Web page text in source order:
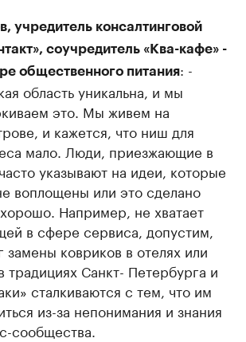
учредитель консалтинговой
соучредитель «Ква-кафе» -
общественного питания: -
область уникальна, и мы
это. Мы живем на
и кажется, что ниш для
мало. Люди, приезжающие в
указывают на идеи, которые
воплощены или это сделано
Например, не хватает
в сфере сервиса, допустим,
замены ковриков в отелях или
традициях Санкт- Петербурга и
сталкиваются с тем, что им
из-за непонимания и знания
сообщества.